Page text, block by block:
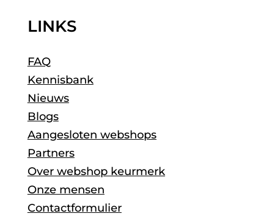
LINKS
FAQ
Kennisbank
Nieuws
Blogs
Aangesloten webshops
Partners
Over webshop keurmerk
Onze mensen
Contactformulier